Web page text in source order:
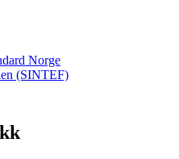
Norge
(SINTEF)